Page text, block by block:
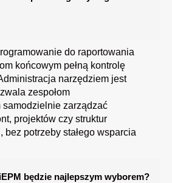
do raportowania
końcowym pełną kontrolę
narzędziem jest
zespołom
zarządzać
projektów czy struktur
bez potrzeby stałego wsparcia
będzie najlepszym wyborem?